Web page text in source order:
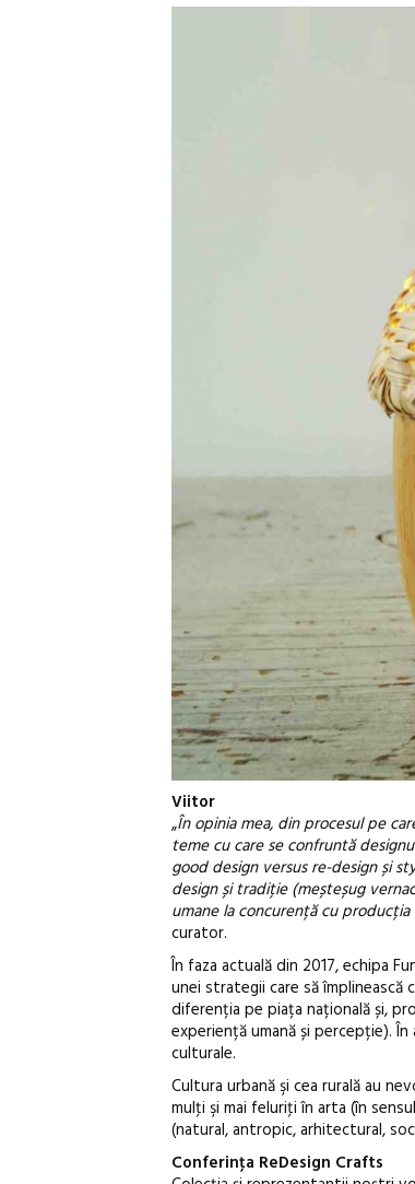
Viitor
„În opinia mea, din procesul pe
teme cu care se confruntă
good design versus re-design și
design și tradiție (meșteșug
umane la concurență cu
curator.
În faza actuală din 2017, echipa
unei strategii care să
diferenția pe piața națională și,
experiență umană și percepție).
culturale.
Cultura urbană şi cea rurală au
mulţi şi mai feluriţi în arta (în
(natural, antropic, arhitectural,
Conferinţa ReDesign Crafts